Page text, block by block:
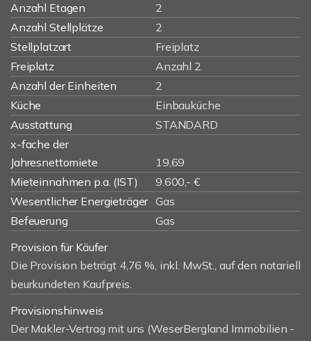
Anzahl Etagen
2
Anzahl Stellplätze
2
Stellplatzart
Freiplatz
Freiplatz
Anzahl 2
Anzahl der Einheiten
2
Küche
Einbauküche
Ausstattung
STANDARD
x-fache der
Jahresnettomiete
19,69
Mieteinnahmen p.a. (IST)
9.600,- €
Wesentlicher Energieträger Gas
Befeuerung
Gas
Provision für Käufer
Die Provision beträgt 4,76 %, inkl. MwSt., auf den notariell
beurkundeten Kaufpreis.
Provisionshinweis
Der Makler-Vertrag mit uns (WeserBergland Immobilien -